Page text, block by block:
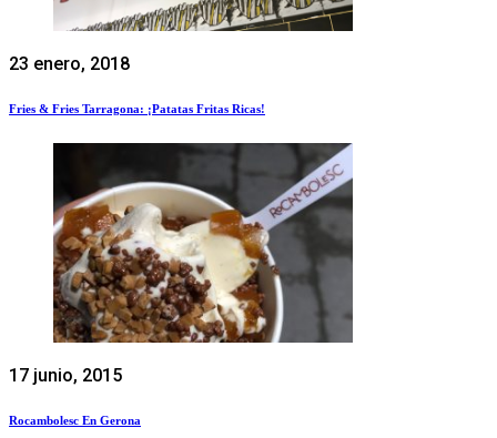
23 enero, 2018
Fries & Fries Tarragona: ¡Patatas Fritas Ricas!
17 junio, 2015
Rocambolesc En Gerona